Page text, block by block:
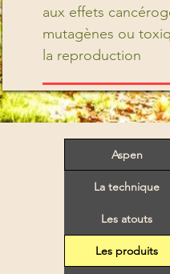
aux effets
mutagènes ou
la reproduction
Aspen
La technique
Les atouts
Les produits